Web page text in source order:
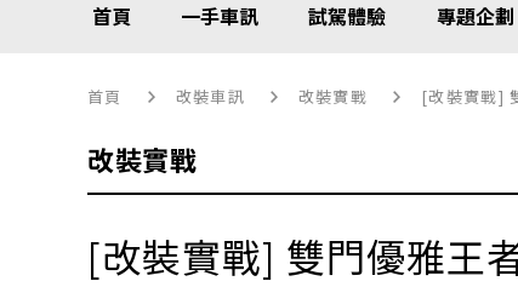
首頁 一手車訊 試駕體驗 專題企劃
首頁 改裝車訊 改裝實戰 [改裝實戰]
改裝實戰
[改裝實戰] 雙門優雅王